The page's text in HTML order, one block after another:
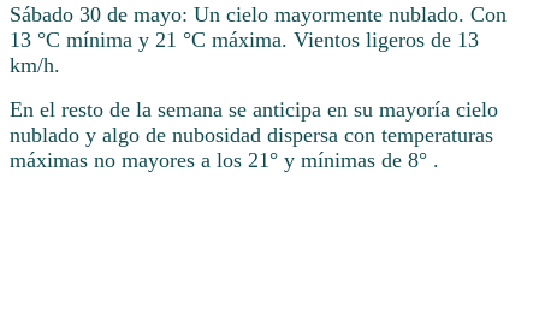
Sábado 30 de mayo: Un cielo mayormente nublado. Con
13 °C mínima y 21 °C máxima. Vientos ligeros de 13
km/h.
En el resto de la semana se anticipa en su mayoría cielo
nublado y algo de nubosidad dispersa con temperaturas
máximas no mayores a los 21° y mínimas de 8° .